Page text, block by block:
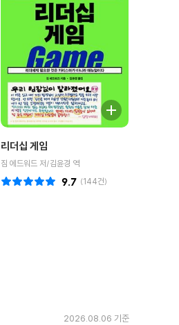
리더십 게임
짐 에드워드 저/김윤경 역
(144건)
9.7
2026.08.06 기준